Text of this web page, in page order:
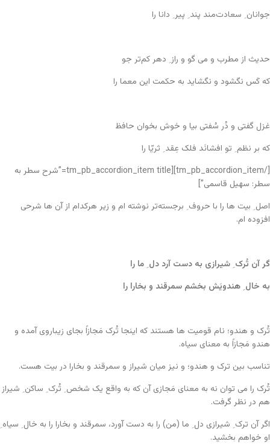
جوانان ِ سعادت‌مند پند ِ پیر ِ دانا را
حدیث از مطرب و می گو و راز ِ دهر کم‌تر جو
که کَس نگشود و نگشاید به حکمت این معما را
غزل گفتی و دُر سُفتی بیا و خوش بخوان حافظ
که بر نظم ِ تو افشانَد فلک عِقد ِ ثریّا را
[/tm_pb_accordion_item][tm_pb_accordion_item title=”شرح سطر به
سطر: سهیل قاسمی”]
اصل ِ بیت ها را با حروف ِ برجسته‌تر نوشته ام و زیر هرکدام از آن ها شرحی
افزوده ام.
گر آن تُرک ِ شیرازی به دست آرد دل ِ ما را
به خال ِ هندویَش بخشم سمرقند و بخارا را
تُرک و هندو؛ نام قومیت ها هستند که اینجا تُرک مَجازاً بجای زیباروی آمده و
هندو مَجازاً به معنای سیاه.
تناسب بین ترک و هندو؛ و نیز میان شیراز و سمرقند و بخارا در بیت هست.
تُرک را می توان نه به معنای مَجازی آن که به واقع یک شخص ِ تُرک ِ ساکن ِ شیراز
هم در نظر گرفت.
اگر آن ترک ِ شیرازی دل ِ ما (من) را به دست آورد، سمرقند و بخارا را به خال ِ سیاه ِ
او خواهم بخشید.